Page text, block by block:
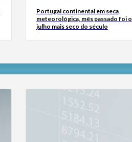
Portugal continental em seca
meteorológica, mês passado foi o
julho mais seco do século